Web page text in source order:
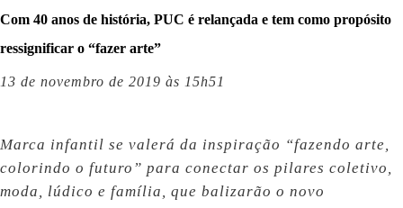
Com 40 anos de história, PUC é relançada e tem como propósito
ressignificar o “fazer arte”
13 de novembro de 2019 às 15h51
Marca infantil se valerá da inspiração “fazendo arte,
colorindo o futuro” para conectar os pilares coletivo,
moda, lúdico e família, que balizarão o novo